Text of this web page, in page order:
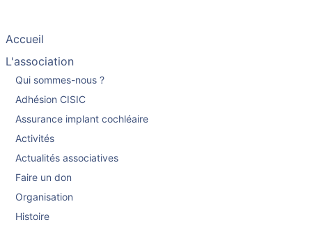
Accueil
L'association
Qui sommes-nous ?
Adhésion CISIC
Assurance implant cochléaire
Activités
Actualités associatives
Faire un don
Organisation
Histoire